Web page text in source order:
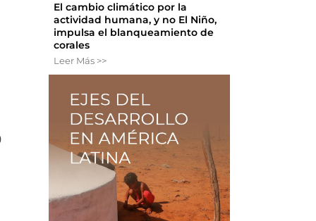
El cambio climático por la
actividad humana, y no El Niño,
impulsa el blanqueamiento de
corales
Leer Más >>